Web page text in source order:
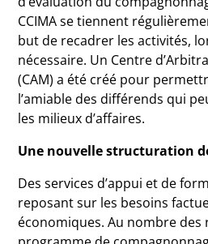
CCIMA se tiennent
but de recadrer les activités,
nécessaire. Un Centre
(CAM) a été créé pour
l’amiable des différends qui
les milieux d’affaires.
Une nouvelle structuration
Des services d’appui et de
reposant sur les besoins
économiques. Au nombre